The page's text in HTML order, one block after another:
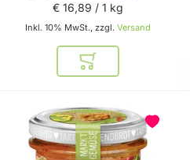
Inkl. 10% MwSt., zzgl. Versand
€ 16,89 / 1 kg
In den Warenkorb